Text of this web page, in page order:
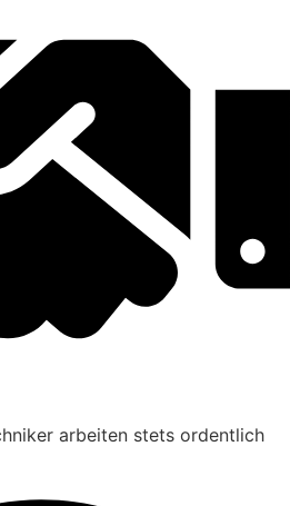
arbeiten stets ordentlich